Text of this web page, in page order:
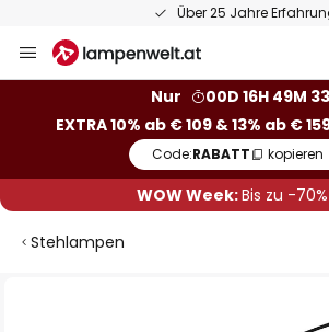
Über 25 Jahre
Inhalt
Nur
00D 16H 49M
EXTRA 10% ab € 109 & 13% ab €
Code:RABATT kopieren
WOW Week:Bis zu -70%
Stehlampen